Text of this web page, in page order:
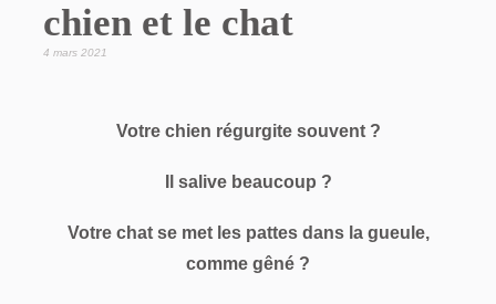
chien et le chat
4 mars 2021
Votre chien régurgite souvent ?
Il salive beaucoup ?
Votre chat se met les pattes dans la gueule,
comme gêné ?